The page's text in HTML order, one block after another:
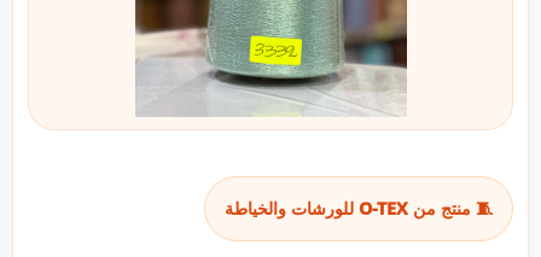
🧵 منتج من O-TEX للورشات والخياطة